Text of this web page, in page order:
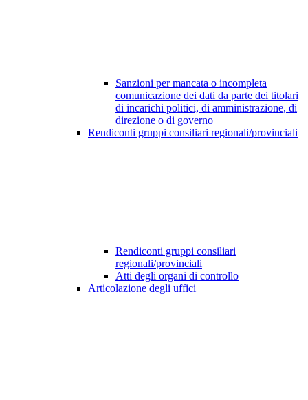
Sanzioni per mancata o incompleta
comunicazione dei dati da parte dei titolari
di incarichi politici, di amministrazione, di
direzione o di governo
Rendiconti gruppi consiliari regionali/provinciali
Rendiconti gruppi consiliari
regionali/provinciali
Atti degli organi di controllo
Articolazione degli uffici